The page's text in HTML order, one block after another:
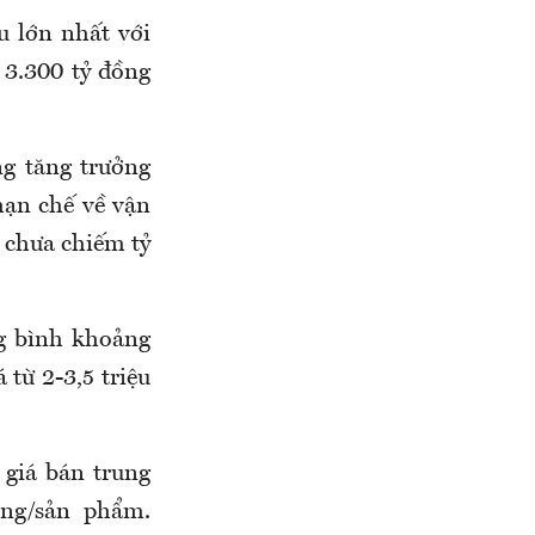
lớn nhất với
tỷ đồng
tăng trưởng
chế về vận
chiếm tỷ
bình khoảng
từ 2-3,5 triệu
bán trung
sản phẩm.